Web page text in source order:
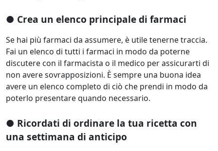
● Crea un elenco principale di farmaci
Se hai più farmaci da assumere, è utile tenerne traccia.
Fai un elenco di tutti i farmaci in modo da poterne
discutere con il farmacista o il medico per assicurarti di
non avere sovrapposizioni. È sempre una buona idea
avere un elenco completo di ciò che prendi in modo da
poterlo presentare quando necessario.
● Ricordati di ordinare la tua ricetta con
una settimana di anticipo